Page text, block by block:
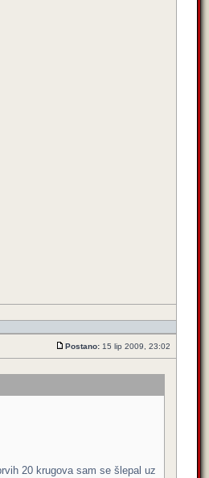
Postano: 15 lip 2009, 23:02
20 krugova sam se šlepal uz